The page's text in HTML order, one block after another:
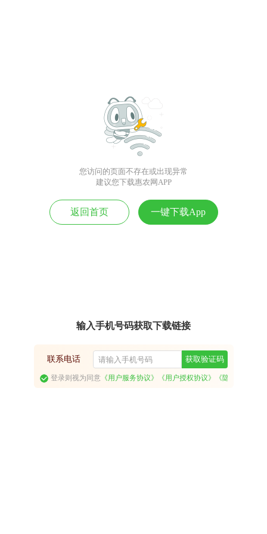
您访问的页面不存在或出现异常
建议您下载惠农网APP
返回首页 一键下载App
输入手机号码获取下载链接
联系电话 获取验证码
登录则视为同意《用户服务协议》 《用户授权协议》 《隐私政策》